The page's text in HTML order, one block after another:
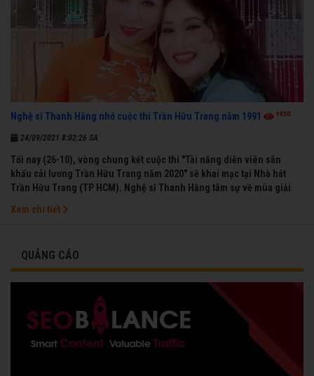
Nghệ sĩ Thanh Hằng nhớ cuộc thi Trần Hữu Trang năm 1991 1930
24/09/2021 8:02:26 SA
Tối nay (26-10), vòng chung kết cuộc thi "Tài năng diễn viên sân
khấu cải lương Trần Hữu Trang năm 2020" sẽ khai mạc tại Nhà hát
Trần Hữu Trang (TP HCM). Nghệ sĩ Thanh Hằng tâm sự về mùa giải
Xem chi tiết
QUẢNG CÁO